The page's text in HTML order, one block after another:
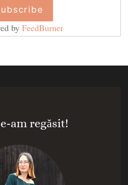
by FeedBurner
am regăsit!